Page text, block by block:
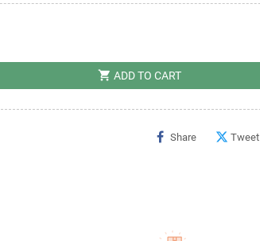
shopping_cart ADD TO CART
Share Tweet